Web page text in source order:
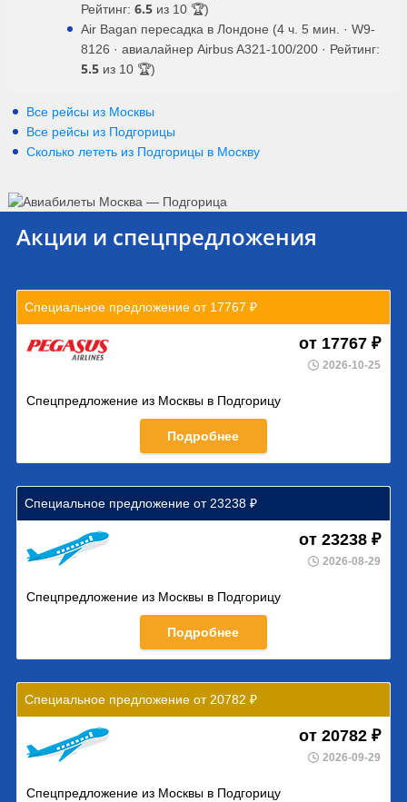
Рейтинг: 6.5 из 10 🏆)
Air Bagan пересадка в Лондоне (4 ч. 5 мин. · W9-
8126 · авиалайнер Airbus A321-100/200 · Рейтинг:
5.5 из 10 🏆)
Все рейсы из Москвы
Все рейсы из Подгорицы
Сколько лететь из Подгорицы в Москву
Акции и спецпредложения
Специальное предложение от 17767 ₽
от 17767 ₽
2026-10-25
Спецпредложение из Москвы в Подгорицу
Подробнее
Специальное предложение от 23238 ₽
от 23238 ₽
2026-08-29
Спецпредложение из Москвы в Подгорицу
Подробнее
Специальное предложение от 20782 ₽
от 20782 ₽
2026-09-29
Спецпредложение из Москвы в Подгорицу